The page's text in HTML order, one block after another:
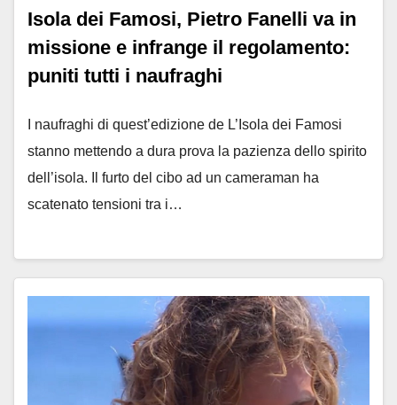
Isola dei Famosi, Pietro Fanelli va in
missione e infrange il regolamento:
puniti tutti i naufraghi
I naufraghi di quest’edizione de L’Isola dei Famosi
stanno mettendo a dura prova la pazienza dello spirito
dell’isola. Il furto del cibo ad un cameraman ha
scatenato tensioni tra i…